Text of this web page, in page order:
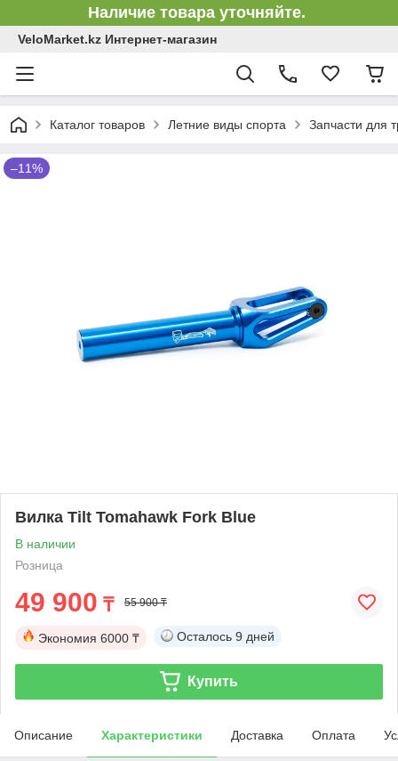
Наличие товара уточняйте.
VeloMarket.kz Интернет-магазин
Каталог товаров Летние виды спорта Запчасти для
–11%
Вилка Tilt Tomahawk Fork Blue
В наличии
Розница
49 900 ₸ 55 900 ₸
Экономия 6000 ₸ Осталось 9 дней
Купить
Описание Характеристики Доставка Оплата